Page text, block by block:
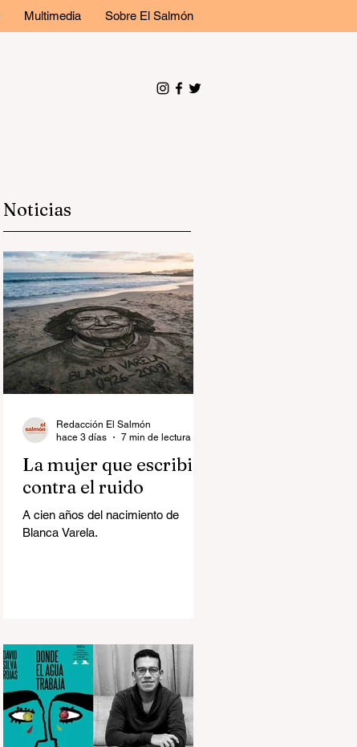
Multimedia Sobre El Salmón
Noticias
La mujer que escribió
contra el ruido
A cien años del nacimiento de
Blanca Varela.
Redacción El Salmón
hace 3 días
7 min de lectura